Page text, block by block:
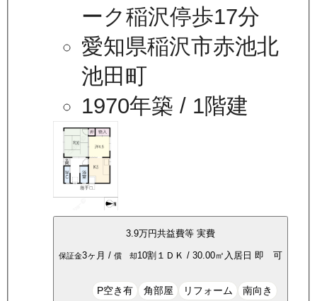
ーク稲沢停歩17分
愛知県稲沢市赤池北
池田町
1970年築 / 1階建
3.9万円共益費等実費
保証金3ヶ月 /償 却10割 １ＤＫ /30.00㎡ 入居日 即 可
P空き有 角部屋 リフォーム 南向き